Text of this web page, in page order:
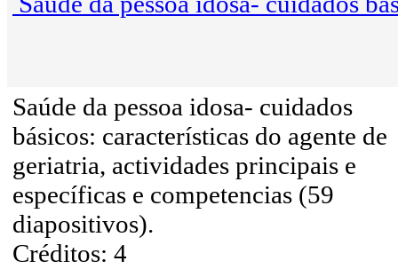
Saúde da pessoa idosa- cuidados
básicos: características do agente de
geriatria, actividades principais e
específicas e competencias (59
diapositivos).
Créditos: 4